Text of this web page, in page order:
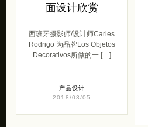
面设计欣赏
西班牙摄影师/设计师Carles
Rodrigo 为品牌Los Objetos
Decorativos所做的一 […]
产品设计
2018/03/05